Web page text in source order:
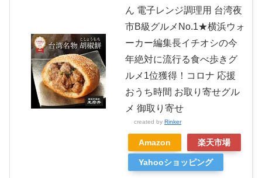
ん 電子レンジ調理用 台湾夜
市B級グルメNo.1★横浜ウォ
ーカー編集長イチオシの今
年絶対に流行る食べ歩きグ
ルメ1位獲得！コロナ 応援
おうち時間 お取り寄せグル
メ 御取り寄せ
created by Rinker
Amazon 楽天市場
Yahooショッピング